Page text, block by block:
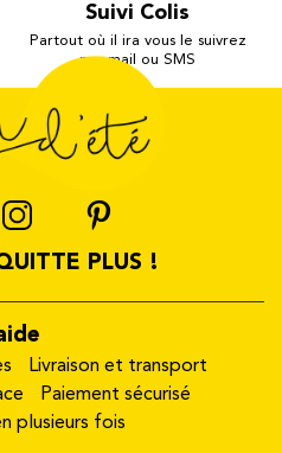
Suivi Colis
Partout où il ira vous le suivrez
par mail ou SMS
PLUS !
Livraison et transport
Paiement sécurisé
plusieurs fois